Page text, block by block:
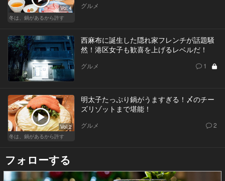
Vol.4
冬は、鍋があるから許す
グルメ
西麻布に誕生した隠れ家フレンチが話題騒
然！港区女子も歓喜を上げるレベルだ！
グルメ 1
Vol.2
冬は、鍋があるから許す
明太子たっぷり鍋がうますぎる！〆のチー
ズリゾットまで堪能！
グルメ 2
フォローする